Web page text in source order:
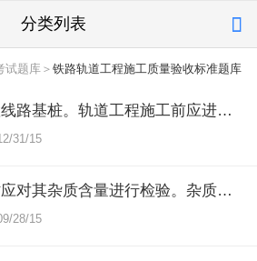
分类列表 
试题库＞ 铁路轨道工程施工质量验收标准题库
[填空题] 正线应设置线路基桩。轨道工程施工前应进行线路（）。
31/15
[填空题] 底碴进场时应对其杂质含量进行检验。杂质含量按現行《铁路碎石道碴黏土团及其他杂质含量试验方法》（тВ／т2328.17）进行试验，其含量的质量百分率不得大于（）。
28/15